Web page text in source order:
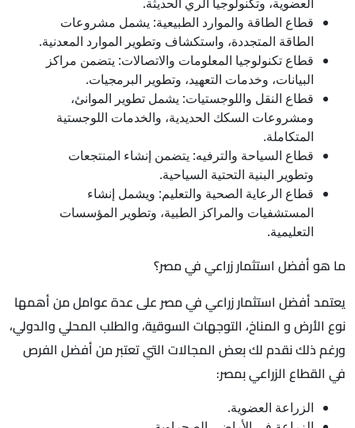
قطاع الطاقة والموارد الطبيعية: يشمل مشروعات
الطاقة المتجددة، واستكشاف وتطوير الموارد المعدنية.
قطاع تكنولوجيا المعلومات والاتصالات: يتضمن مراكز
البيانات، وخدمات التعهيد، وتطوير البرمجيات.
قطاع النقل واللوجستيات: يشمل تطوير الموانئ،
ومشروعات السكك الحديدية، والخدمات اللوجستية
المتكاملة.
قطاع السياحة والترفيه: يتضمن إنشاء المنتجعات
وتطوير البنية التحتية السياحية.
قطاع الرعاية الصحية والتعليم: ويشمل إنشاء
المستشفيات والمراكز الطبية، وتطوير المؤسسات
التعليمية.
ما هو أفضل استثمار زراعي في مصر؟
يعتمد أفضل استثمار زراعي في مصر على عدة عوامل من أهمها
نوع الأرض و المناخ، التوجهات السوقية، والطلب المحلي والدولي،
ورغم ذلك نقدم لك بعض المجالات التي تعتبر من أفضل الفرص
في القطاع الزراعي بمصر:
الزراعة العضوية.